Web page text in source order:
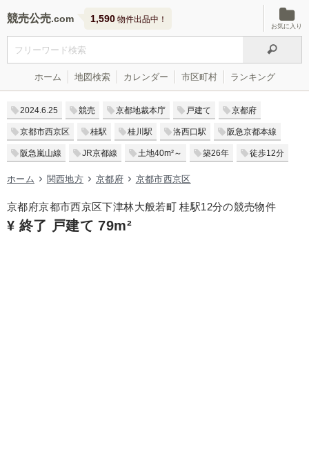
競売公売 1,590 物件出品中！
お気に入り
ホーム 地図検索 カレンダー 市区町村 ランキング
2024.6.25 競売 京都地裁本庁 戸建て 京都府
京都市西京区 桂駅 桂川駅 洛西口駅 阪急京都本線
阪急嵐山線 JR京都線 土地40m²～ 築26年 徒歩12分
ホーム 関西地方 京都府 京都市西京区
京都府京都市西京区下津林大般若町 桂駅12分の競売物件
¥ 終了 戸建て 79m²